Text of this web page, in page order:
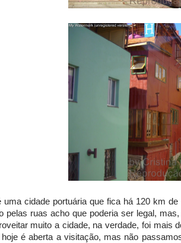
uma cidade portuária que fica há 120 km de
pelas ruas acho que poderia ser legal,
muito a cidade, na verdade, foi mais
hoje é aberta a visitação, mas não